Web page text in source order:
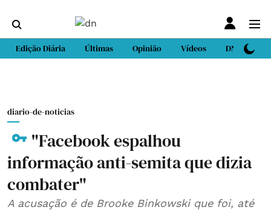
Edição Diária Últimas Opinião Vídeos DN Sport
diario-de-noticias
"Facebook espalhou
informação anti-semita que dizia
combater"
A acusação é de Brooke Binkowski que foi, até